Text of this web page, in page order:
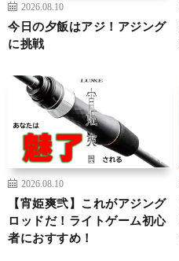
2026.08.10
今日の夕飯はアジ！アジング
に挑戦
2026.08.10
【宵姫爽弐】これがアジング
ロッドだ！ライトゲーム初心
者におすすめ！